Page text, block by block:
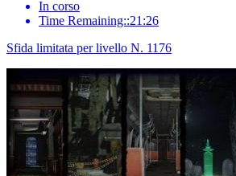
In corso
Time Remaining::21:26
Sfida limitata per livello N. 1176